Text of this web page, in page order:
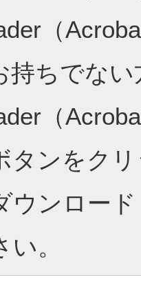
（
持ちでな
（
タンをク
ウンロー
。